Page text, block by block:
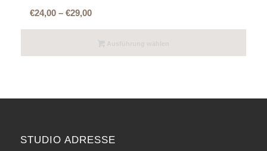
€24,00 – €29,00Preisspanne:
€29,00
STUDIO ADRESSE